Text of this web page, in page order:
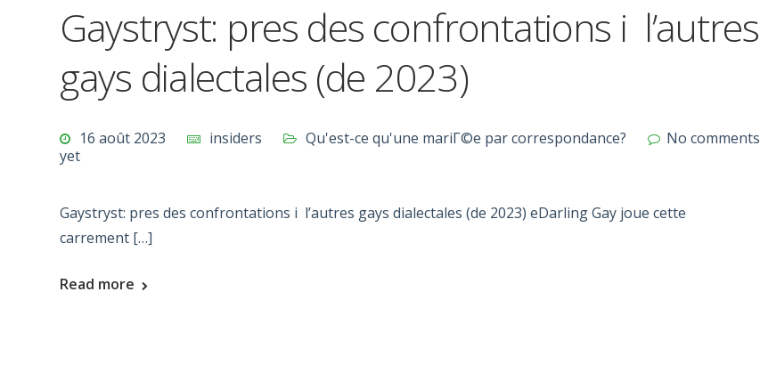
Gaystryst: pres des confrontations i l’autres
gays dialectales (de 2023)
16 août 2023 insiders Qu'est-ce qu'une mariГ©e par correspondance?
No comments
yet
Gaystryst: pres des confrontations i l’autres gays dialectales (de 2023) eDarling Gay joue cette
carrement […]
Read more